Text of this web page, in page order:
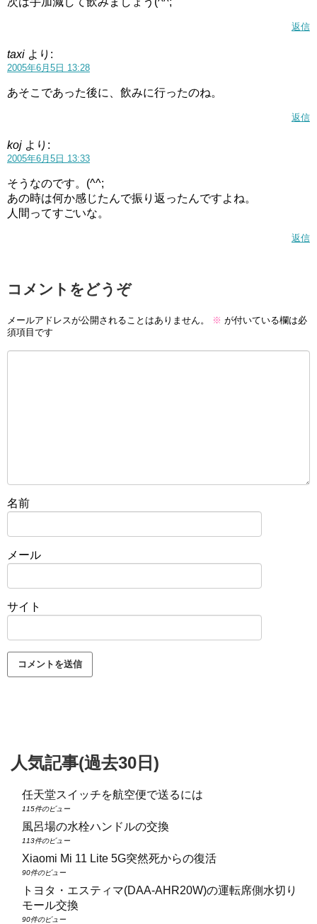
返信
taxi より:
2005年6月5日 13:28
あそこであった後に、飲みに行ったのね。
返信
koj より:
2005年6月5日 13:33
そうなのです。(^^;
あの時は何か感じたんで振り返ったんですよね。
人間ってすごいな。
返信
コメントをどうぞ
メールアドレスが公開されることはありません。 ※ が付いている欄は必
須項目です
名前
メール
サイト
人気記事(過去30日)
任天堂スイッチを航空便で送るには
115件のビュー
風呂場の水栓ハンドルの交換
113件のビュー
Xiaomi Mi 11 Lite 5G突然死からの復活
90件のビュー
トヨタ・エスティマ(DAA‑AHR20W)の運転席側水切り
モール交換
90件のビュー